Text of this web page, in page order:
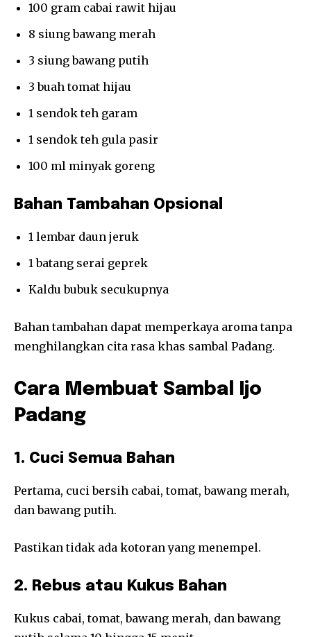
100 gram cabai rawit hijau
8 siung bawang merah
3 siung bawang putih
3 buah tomat hijau
1 sendok teh garam
1 sendok teh gula pasir
100 ml minyak goreng
Bahan Tambahan Opsional
1 lembar daun jeruk
1 batang serai geprek
Kaldu bubuk secukupnya
Bahan tambahan dapat memperkaya aroma tanpa
menghilangkan cita rasa khas sambal Padang.
Cara Membuat Sambal Ijo
Padang
1. Cuci Semua Bahan
Pertama, cuci bersih cabai, tomat, bawang merah,
dan bawang putih.
Pastikan tidak ada kotoran yang menempel.
2. Rebus atau Kukus Bahan
Kukus cabai, tomat, bawang merah, dan bawang